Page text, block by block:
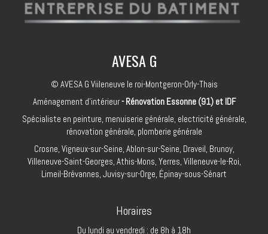
AVESA G
© AVESA G Viileneuve le roi-Montgeron-Orly-Thais
Aménagement d'intérieur- Rénovation Essonne (91) et IDF
Spécialiste en peinture, menuiserie générale, electricité générale,
rénovation générale, plomberie générale
Crosne, Vigneux-sur-Seine, Ablon-sur-Seine, Draveil, Brunoy,
Villeneuve-Saint-Georges, Athis-Mons, Yerres, Villeneuve-le-Roi,
Limeil-Brévannes, Juvisy-sur-Orge, Épinay-sous-Sénart
Horaires
Du lundi au vendredi : de 8h à 18h